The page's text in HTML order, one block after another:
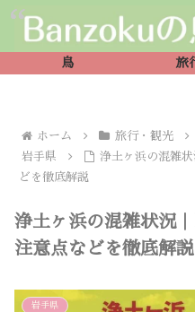
鳥 旅
ホーム 旅行・観光
岩手県
浄土ヶ浜の混雑
どを徹底解説
浄土ヶ浜の混雑状況
注意点などを徹底解説
岩手県